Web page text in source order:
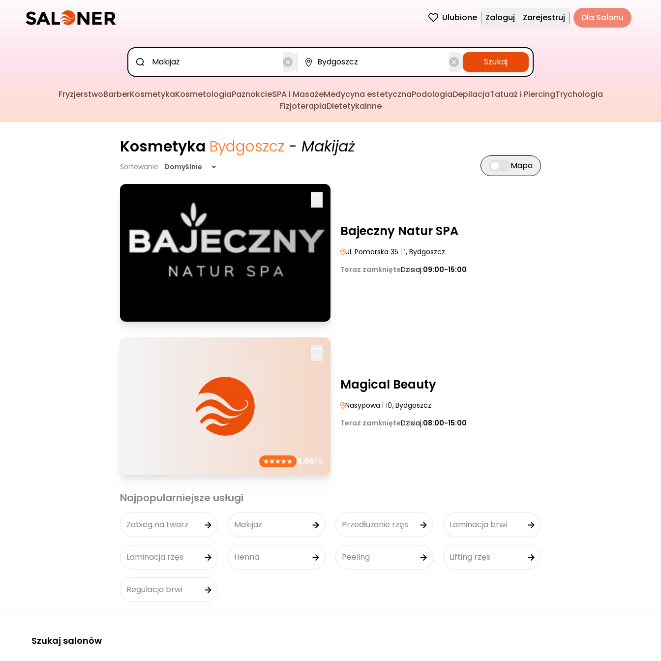
Ulubione Zaloguj Zarejestruj Dla Salonu
Szukaj
FryzjerstwoBarberKosmetykaKosmetologiaPaznokcieSPA i MasażeMedycyna estetycznaPodologiaDepilacjaTatuaż i PiercingTrychologia
FizjoterapiaDietetykaInne
Kosmetyka Bydgoszcz - Makijaż
Sortowanie Domyślnie Przełącz widok mapy
Mapa
Bajeczny Natur SPA
ul. Pomorska 35 | 1, Bydgoszcz
Teraz zamknięteDzisiaj:09:00-15:00
4.96/5
Magical Beauty
Nasypowa | 10, Bydgoszcz
Teraz zamknięteDzisiaj:08:00-15:00
Najpopularniejsze usługi
Zabieg na twarz Makijaż Przedłużanie rzęs Laminacja brwi
Laminacja rzęs Henna Peeling Lifting rzęs
Regulacja brwi
Szukaj salonów